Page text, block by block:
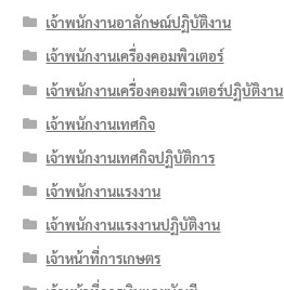
เจ้าพนักงานอาลักษณ์ปฏิบัติงาน
เจ้าพนักงานเครื่องคอมพิวเตอร์
เจ้าพนักงานเครื่องคอมพิวเตอร์ปฏิบัติงาน
เจ้าพนักงานเทศกิจ
เจ้าพนักงานเทศกิจปฏิบัติการ
เจ้าพนักงานแรงงาน
เจ้าพนักงานแรงงานปฏิบัติงาน
เจ้าหน้าที่การเกษตร